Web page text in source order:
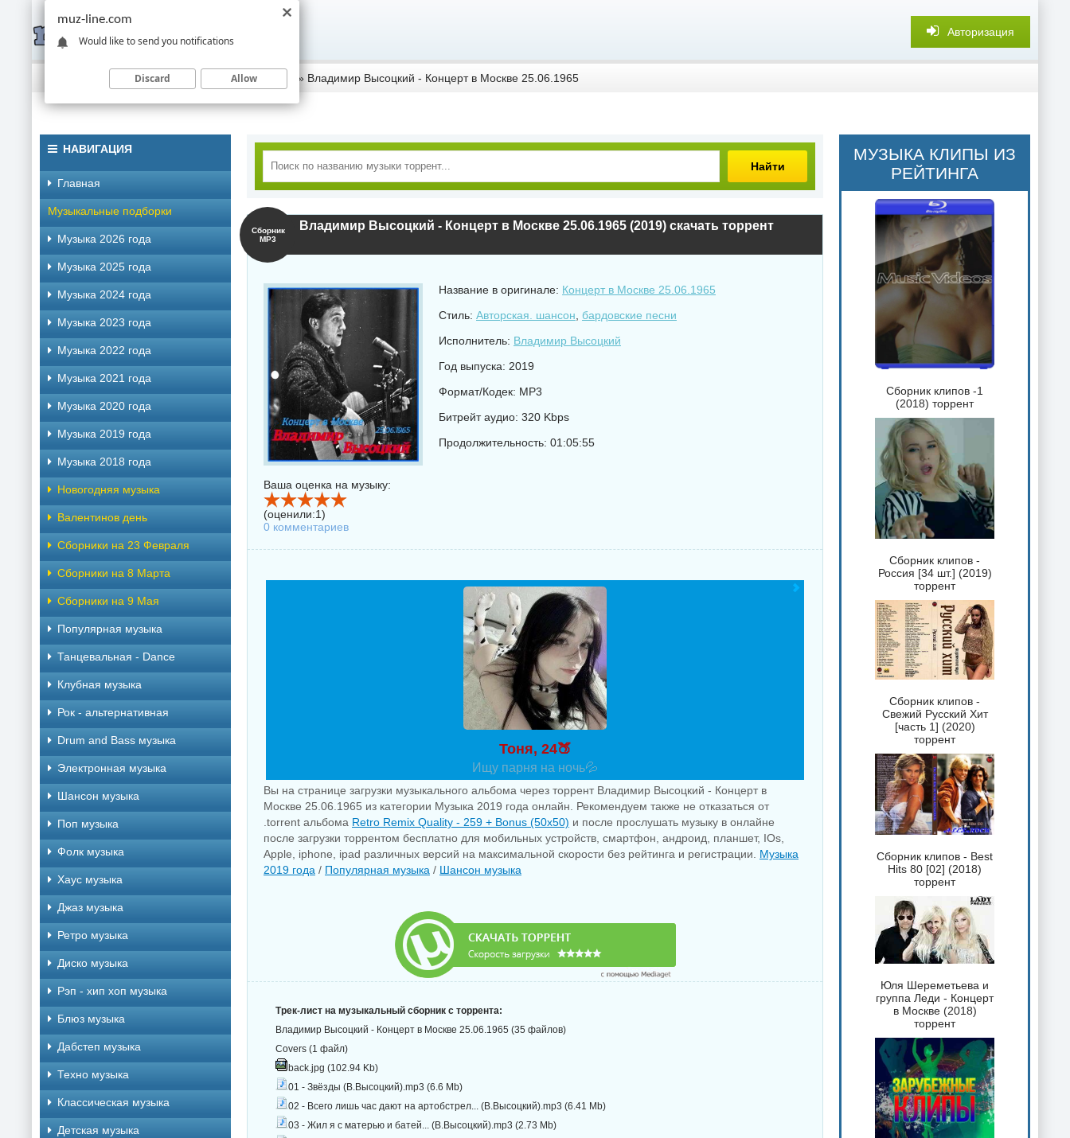
Авторизация
Скачать музыку торрентом Музыка 2019 года » Владимир Высоцкий - Концерт в Москве 25.06.1965
Найти
Владимир Высоцкий - Концерт в Москве 25.06.1965 (2019) скачать торрент
Сборник
MP3
Ваша оценка на музыку:
(оценили:1)
0 комментариев
Название в оригинале: Концерт в Москве 25.06.1965
Стиль: Авторская. шансон бардовские песни
Исполнитель: Владимир Высоцкий
Год выпуска: 2019
Формат/Кодек: MP3
Битрейт аудио: 320 Kbps
Продолжительность: 01:05:55
Тоня, 24🍑
Ищу парня на ночь💦
Вы на странице загрузки музыкального альбома через торрент Владимир Высоцкий - Концерт в
Москве 25.06.1965 из категории Музыка 2019 года онлайн. Рекомендуем также не отказаться от
.torrent альбома Retro Remix Quality - 259 + Bonus (50x50) и после прослушать музыку в онлайне
после загрузки торрентом бесплатно для мобильных устройств, смартфон, андроид, планшет, IOs,
Apple, iphone, ipad различных версий на максимальной скорости без рейтинга и регистрации. Музыка
2019 года / Популярная музыка / Шансон музыка
Трек-лист на музыкальный сборник с торрента:
Владимир Высоцкий - Концерт в Москве 25.06.1965 (35 файлов)
Covers (1 файл)
back.jpg (102.94 Kb)
01 - Звёзды (В.Высоцкий).mp3 (6.6 Mb)
02 - Всего лишь час дают на артобстрел... (В.Высоцкий).mp3 (6.41 Mb)
03 - Жил я с матерью и батей... (В.Высоцкий).mp3 (2.73 Mb)
НАВИГАЦИЯ
Главная
Музыкальные подборки
Музыка 2026 года
Музыка 2025 года
Музыка 2024 года
Музыка 2023 года
Музыка 2022 года
Музыка 2021 года
Музыка 2020 года
Музыка 2019 года
Музыка 2018 года
Новогодняя музыка
Валентинов день
Сборники на 23 Февраля
Сборники на 8 Марта
Сборники на 9 Мая
Популярная музыка
Танцевальная - Dance
Клубная музыка
Рок - альтернативная
Drum and Bass музыка
Электронная музыка
Шансон музыка
Поп музыка
Фолк музыка
Хаус музыка
Джаз музыка
Ретро музыка
Диско музыка
Рэп - хип хоп музыка
Блюз музыка
Дабстеп музыка
Техно музыка
Классическая музыка
Детская музыка
МУЗЫКА КЛИПЫ ИЗ
РЕЙТИНГА
Сборник клипов -1
(2018) торрент
Сборник клипов -
Россия [34 шт.] (2019)
торрент
Сборник клипов -
Свежий Русский Хит
[часть 1] (2020)
торрент
Сборник клипов - Best
Hits 80 [02] (2018)
торрент
Юля Шереметьева и
группа Леди - Концерт
в Москве (2018)
торрент
muz-line.com
Would like to send you notifications
Discard Allow